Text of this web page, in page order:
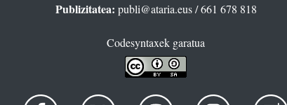
Publizitatea: publi@ataria.eus/ 661 678 818
Codesyntaxek garatua